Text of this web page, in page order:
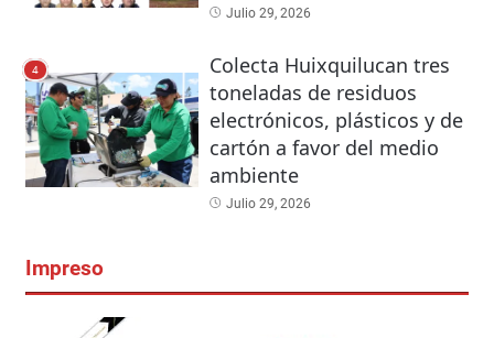
Julio 29, 2026
4
Colecta Huixquilucan tres
toneladas de residuos
electrónicos, plásticos y de
cartón a favor del medio
ambiente
Julio 29, 2026
Impreso